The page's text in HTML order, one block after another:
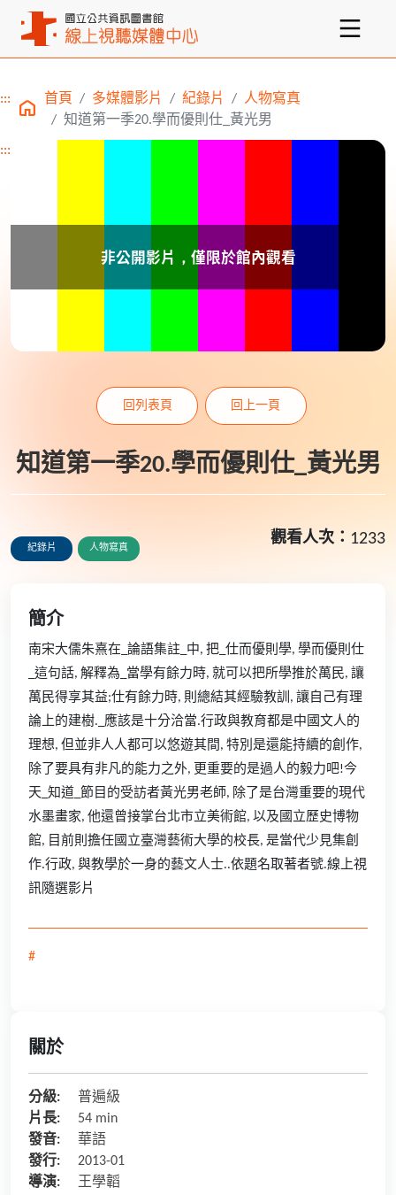
主要內容區塊
::: 首頁 多媒體影片 紀錄片
人物寫真
知道第一季20.學而優則仕_黃光男
:::
知道第一季20.學而優則仕_黃光男
回列表頁 回上一頁
紀錄片 人物寫真
觀看人次： 1233
簡介
南宋大儒朱熹在_論語集註_中, 把_仕而優則學, 學而優則仕
_這句話, 解釋為_當學有餘力時, 就可以把所學推於萬民, 讓
萬民得享其益;仕有餘力時, 則總結其經驗教訓, 讓自己有理
論上的建樹._應該是十分洽當.行政與教育都是中國文人的
理想, 但並非人人都可以悠遊其間, 特別是還能持續的創作,
除了要具有非凡的能力之外, 更重要的是過人的毅力吧!今
天_知道_節目的受訪者黃光男老師, 除了是台灣重要的現代
水墨畫家, 他還曾接掌台北市立美術館, 以及國立歷史博物
館, 目前則擔任國立臺灣藝術大學的校長, 是當代少見集創
作.行政, 與教學於一身的藝文人士..依題名取著者號.線上視
訊隨選影片
#
關於
分級:
普遍級
片長:
54 min
發音:
華語
發行:
2013-01
導演:
王學韜